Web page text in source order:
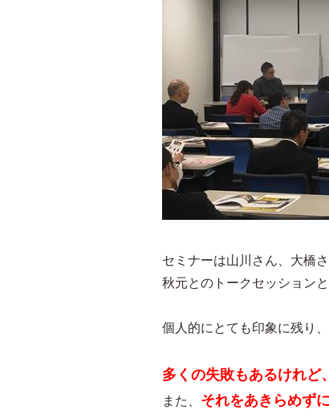
セミナーは山川さん、大橋
秋元とのトークセッション
個人的にとても印象に残り
多くの失敗もあるけれど
また、 それをあきらめず